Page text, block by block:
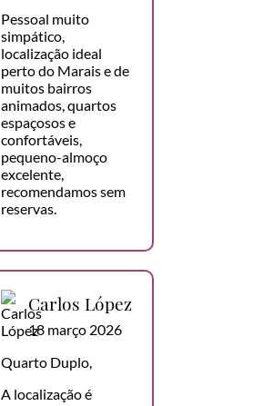
Pessoal muito
simpático,
localização ideal
perto do Marais e de
muitos bairros
animados, quartos
espaçosos e
confortáveis,
pequeno-almoço
excelente,
recomendamos sem
reservas.
Carlos López
18 março 2026
Quarto Duplo,
A localização é